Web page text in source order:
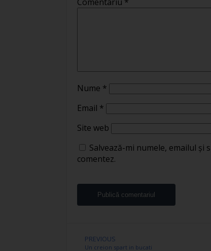
Nume *
Email *
Site web
Salvează-mi numele, emailul
comentez.
PREVIOUS
Un creion spart in bucati